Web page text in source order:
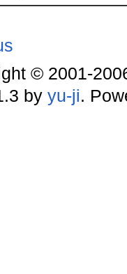
© 2001-
by yu-ji.